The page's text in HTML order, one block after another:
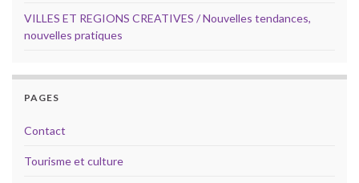
VILLES ET REGIONS CREATIVES / Nouvelles tendances,
nouvelles pratiques
PAGES
Contact
Tourisme et culture